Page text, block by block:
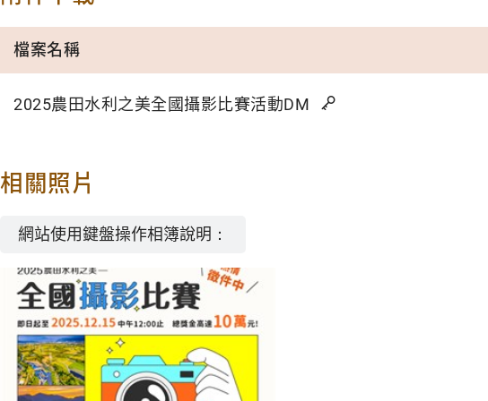
檔案名稱
2025農田水利之美全國攝影比賽活動DM
相關照片
網站使用鍵盤操作相簿說明：